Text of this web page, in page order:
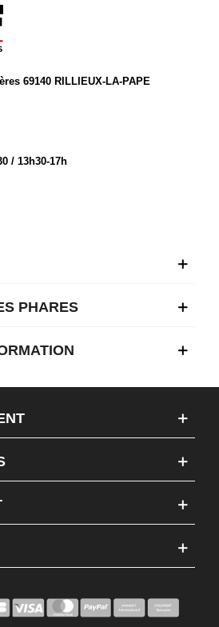
69140 RILLIEUX-LA-PAPE
/ 13h30-17h
PHARES